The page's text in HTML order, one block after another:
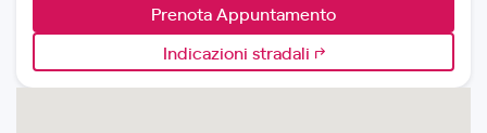
Prenota Appuntamento
Indicazioni stradali